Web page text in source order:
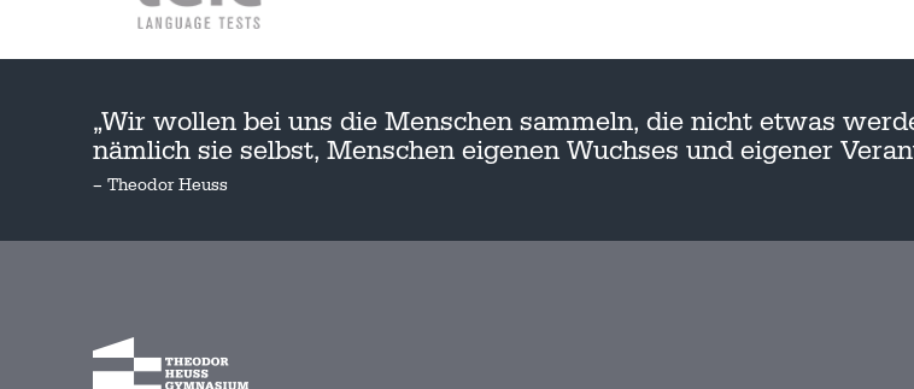
„Wir wollen bei uns die Menschen sammeln, die nicht etwas
nämlich sie selbst, Menschen eigenen Wuchses und eigener
– Theodor Heuss